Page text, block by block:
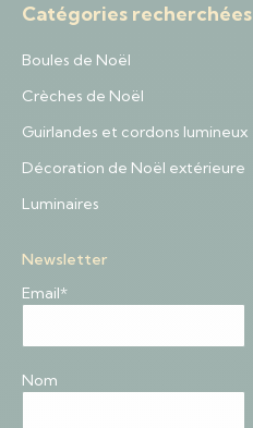
Catégories recherchées
Boules de Noël
Crèches de Noël
Guirlandes et cordons lumineux
Décoration de Noël extérieure
Luminaires
Newsletter
Email*
Nom